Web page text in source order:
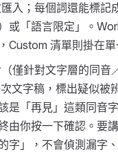
入；每個詞還能標記
或「語言限定」。
Custom 清單則掛在單
僅針對文字層的同音
文字稿，標出疑似
是「再見」這類同
由你按一下確認。要
字」，不會偵測漏字